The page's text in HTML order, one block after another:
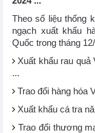
Theo số liệu thống
ngạch xuất khẩu
Quốc trong tháng
Xuất khẩu rau quả
...
Trao đổi hàng hóa
Xuất khẩu cá tra
Trao đổi thương